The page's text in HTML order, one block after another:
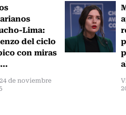
Lima:
del ciclo
con miras
de noviembre